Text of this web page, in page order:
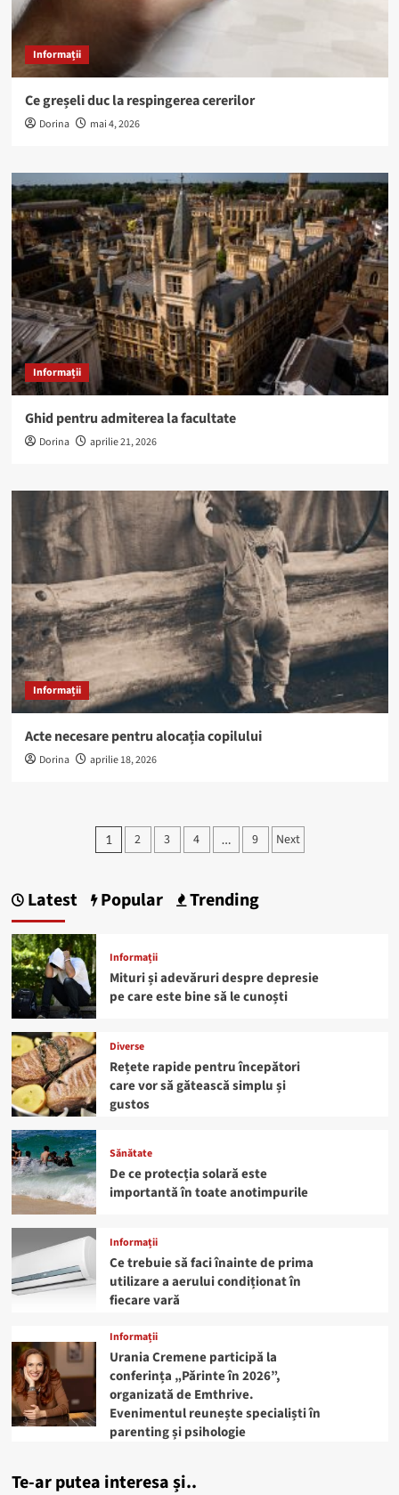
Informații
Ce greșeli duc la respingerea cererilor
Dorina mai 4, 2026
Informații
Ghid pentru admiterea la facultate
Dorina aprilie 21, 2026
Informații
Acte necesare pentru alocația copilului
Dorina aprilie 18, 2026
Paginație
1 2 3 4 … 9 Next
Latest Popular Trending
Informații
Mituri și adevăruri despre depresie
pe care este bine să le cunoști
Diverse
Rețete rapide pentru începători
care vor să gătească simplu și
gustos
Sănătate
De ce protecția solară este
importantă în toate anotimpurile
Informații
Ce trebuie să faci înainte de prima
utilizare a aerului condiționat în
fiecare vară
Informații
Urania Cremene participă la
conferința „Părinte în 2026”,
organizată de Emthrive.
Evenimentul reunește specialiști în
parenting și psihologie
Te-ar putea interesa și..